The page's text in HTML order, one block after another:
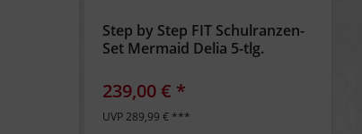
Step by Step FIT Schulranzen-
Set Mermaid Delia 5-tlg.
239,00 € *
UVP 289,99 € ***